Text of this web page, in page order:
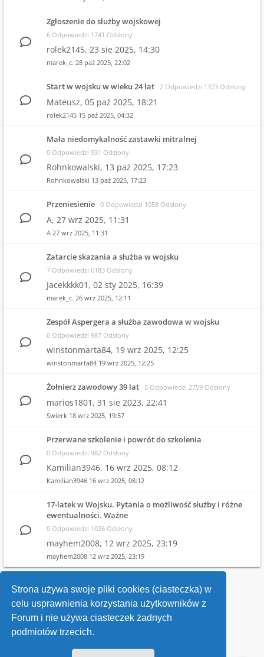
Strona używa swoje pliki cookies (ciasteczka) w
celu usprawnienia korzystania użytkowników z
Forum i nie używa ciasteczek żadnych
podmiotów trzecich.
Zgłoszenie do służby wojskowej
6 Odpowiedzi 1741 Odsłony
rolek2145, 23 sie 2025, 14:30
marek_c. 28 paź 2025, 22:02
Start w wojsku w wieku 24 lat 2 Odpowiedzi 1373 Odsłony
Mateusz, 05 paź 2025, 18:21
rolek2145 15 paź 2025, 04:32
Mała niedomykalność zastawki mitralnej
0 Odpowiedzi 931 Odsłony
Rohnkowalski, 13 paź 2025, 17:23
Rohnkowalski 13 paź 2025, 17:23
Przeniesienie 0 Odpowiedzi 1058 Odsłony
A, 27 wrz 2025, 11:31
A 27 wrz 2025, 11:31
Zatarcie skazania a służba w wojsku
7 Odpowiedzi 6183 Odsłony
Jacekkkk01, 02 sty 2025, 16:39
marek_c. 26 wrz 2025, 12:11
Zespół Aspergera a służba zawodowa w wojsku
0 Odpowiedzi 987 Odsłony
winstonmarta84, 19 wrz 2025, 12:25
winstonmarta84 19 wrz 2025, 12:25
Żołnierz zawodowy 39 lat 5 Odpowiedzi 2759 Odsłony
marios1801, 31 sie 2023, 22:41
Swierk 18 wrz 2025, 19:57
Przerwane szkolenie i powrót do szkolenia
0 Odpowiedzi 982 Odsłony
Kamilian3946, 16 wrz 2025, 08:12
Kamilian3946 16 wrz 2025, 08:12
17-latek w Wojsku. Pytania o możliwość służby i różne
ewentualności. Ważne
0 Odpowiedzi 1026 Odsłony
mayhem2008, 12 wrz 2025, 23:19
mayhem2008 12 wrz 2025, 23:19
1 2 3 4 … 10
Wróć do wykazu forów